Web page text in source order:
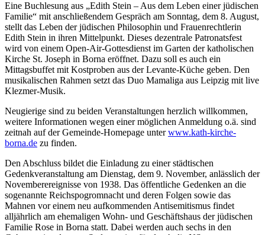
Eine Buchlesung aus „Edith Stein – Aus dem Leben einer jüdischen
Familie“ mit anschließendem Gespräch am Sonntag, dem 8. August,
stellt das Leben der jüdischen Philosophin und Frauenrechtlerin
Edith Stein in ihren Mittelpunkt. Dieses dezentrale Patronatsfest
wird von einem Open-Air-Gottesdienst im Garten der katholischen
Kirche St. Joseph in Borna eröffnet. Dazu soll es auch ein
Mittagsbuffet mit Kostproben aus der Levante-Küche geben. Den
musikalischen Rahmen setzt das Duo Mamaliga aus Leipzig mit live
Klezmer-Musik.
Neugierige sind zu beiden Veranstaltungen herzlich willkommen,
weitere Informationen wegen einer möglichen Anmeldung o.ä. sind
zeitnah auf der Gemeinde-Homepage unterwww.kath-kirche-
borna.de zu finden.
Den Abschluss bildet die Einladung zu einer städtischen
Gedenkveranstaltung am Dienstag, dem 9. November, anlässlich der
Novemberereignisse von 1938. Das öffentliche Gedenken an die
sogenannte Reichspogromnacht und deren Folgen sowie das
Mahnen vor einem neu aufkommenden Antisemitismus findet
alljährlich am ehemaligen Wohn- und Geschäftshaus der jüdischen
Familie Rose in Borna statt. Dabei werden auch sechs in den